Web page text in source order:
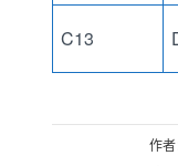
C13
作